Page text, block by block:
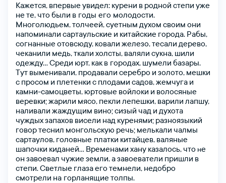
Кажется, впервые увидел: курени в родной степи уже
не те, чтобыли в годы его молодости.
Многолюдьем,толчеей,суетным духом своим они
напоминали сартаульские и китайские города. Рабы,
согнанные отовсюду, ковали железо,тесали дерево,
чеканили медь,ткали холсты, валяли сукна, шили
одежду…Среди юрт, как в городах, шумели базары.
Тут выменивали, продавали серебро и золото, мешки
с просом и плетенки с плодами садов,жемчуга и
камни-самоцветы, юртовые войлоки и волосяные
веревки;жарили мясо, пекли лепешки, варили лапшу,
наливали жаждущим вино;сизый чад и духота
чуждыхзапахов висели над куренями; разноязыкий
говортеснил монгольскую речь; мелькали чалмы
сартаулов, головные платки китайцев, валяные
шапочки киданей… Временами хану казалось, что не
он завоевал чужие земли,азавоеватели пришли в
степи.Светлые глазаеготемнели, недобро
смотрели на горланящие толпы.
Тіркелу
таңдаңыз